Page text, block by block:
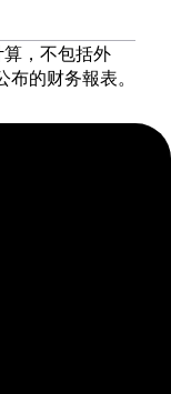
，不包括外
的财务報表。